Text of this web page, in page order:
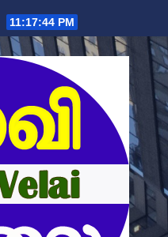
11:17:45 PM